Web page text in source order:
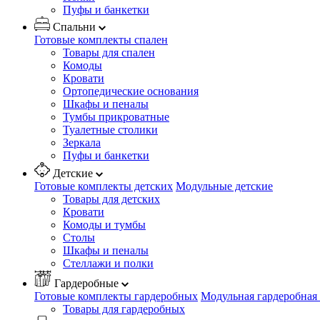
Пуфы и банкетки
Спальни
Готовые комплекты спален
Товары для спален
Комоды
Кровати
Ортопедические основания
Шкафы и пеналы
Тумбы прикроватные
Туалетные столики
Зеркала
Пуфы и банкетки
Детские
Готовые комплекты детских Модульные детские
Товары для детских
Кровати
Комоды и тумбы
Столы
Шкафы и пеналы
Стеллажи и полки
Гардеробные
Готовые комплекты гардеробных Модульная
Товары для гардеробных